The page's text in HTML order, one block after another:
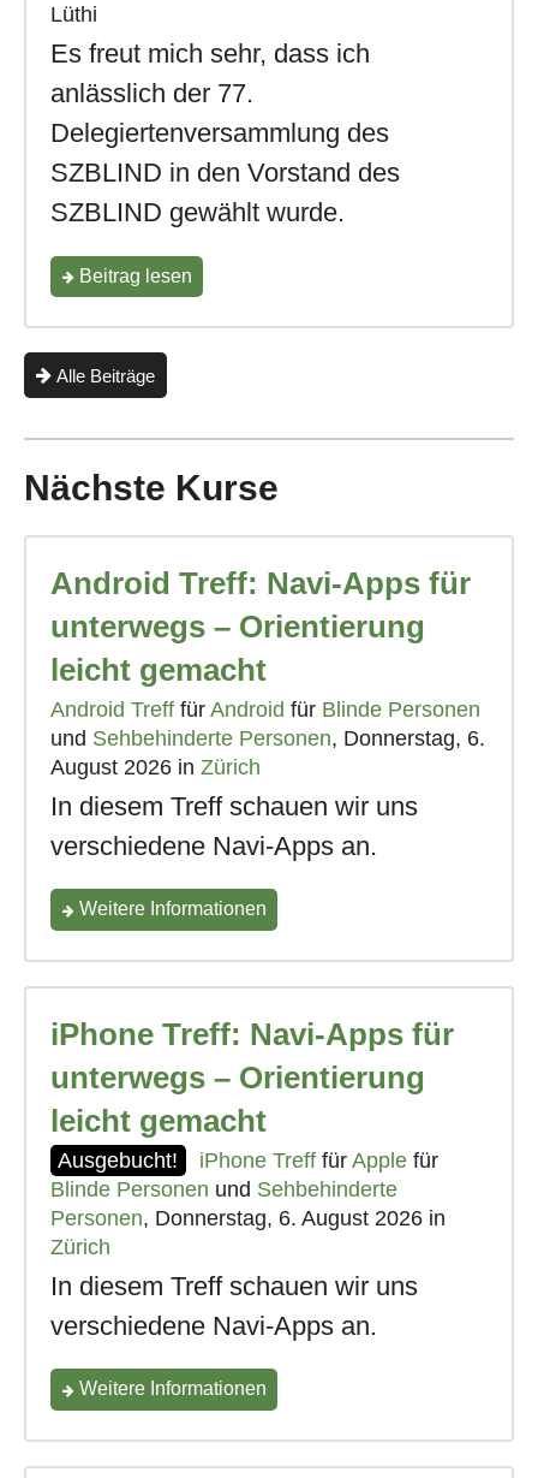
Lüthi
Es freut mich sehr, dass ich
anlässlich der 77.
Delegiertenversammlung des
SZBLIND in den Vorstand des
SZBLIND gewählt wurde.
Beitrag"Wahl
den
SZBLIND
Vorstand"
lesen
Alle Beiträge
Nächste Kurse
Android Treff: Navi-Apps für
unterwegs – Orientierung
leicht gemacht
Android Treff für Android für Blinde Personen
und Sehbehinderte Personen, Donnerstag, 6.
August 2026 in Zürich
In diesem Treff schauen wir uns
verschiedene Navi-Apps an.
Weitere Informationenzum
"Android
Treff:
Navi-
unterwegs
–
gemacht"
iPhone Treff: Navi-Apps für
unterwegs – Orientierung
leicht gemacht
Ausgebucht! iPhone Treff fürApple für
Blinde Personen und Sehbehinderte
Personen, Donnerstag, 6. August 2026 in
Zürich
In diesem Treff schauen wir uns
verschiedene Navi-Apps an.
Weitere Informationenzum
Treff